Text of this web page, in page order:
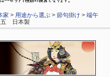
家 > 用途から選ぶ >節句掛け >端午
五 日本製